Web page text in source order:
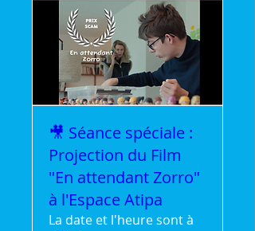
🎥 Séance spéciale :
Projection du Film
"En attendant Zorro"
à l'Espace Atipa
La date et l'heure sont à